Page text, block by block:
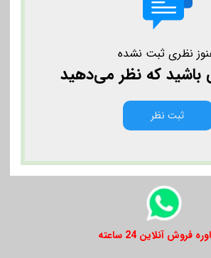
نظری ثبت نشده
باشید که نظر می‌دهید
ثبت نظر
فروش آنلاین 24 ساعته